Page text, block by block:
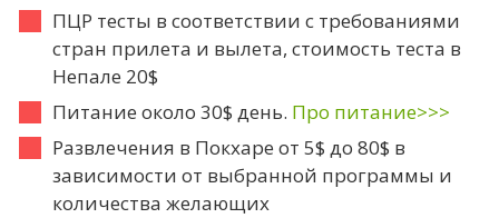
ПЦР тесты в соответствии с требованиями
стран прилета и вылета, стоимость теста в
Непале 20$
Питание около 30$ день. Про питание>>>
Развлечения в Покхаре от 5$ до 80$ в
зависимости от выбранной программы и
количества желающих